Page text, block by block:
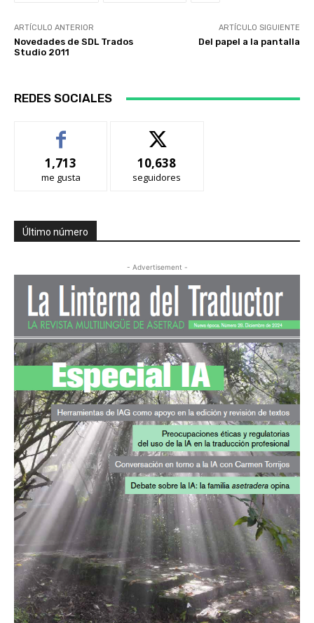
ARTÍCULO ANTERIOR
Novedades de SDL Trados
Studio 2011
ARTÍCULO SIGUIENTE
Del papel a la pantalla
REDES SOCIALES
1,713
me gusta
10,638
seguidores
Último número
- Advertisement -